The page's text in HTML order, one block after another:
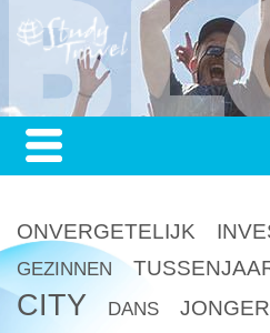
ONVERGETELIJK
GEZINNEN
CITY DANS